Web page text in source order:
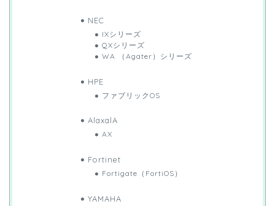
NEC
IXシリーズ
QXシリーズ
WA （Agater）シリーズ
HPE
ファブリックOS
AlaxalA
AX
Fortinet
Fortigate（FortiOS）
YAMAHA